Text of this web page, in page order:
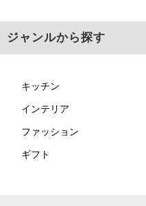
ジャンルから探す
キッチン
インテリア
ファッション
ギフト